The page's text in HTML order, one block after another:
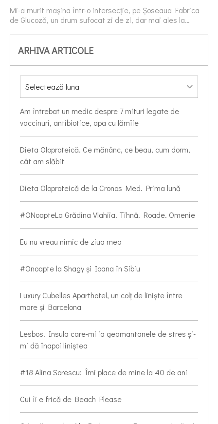
Mi-a murit mașina într-o intersecție, pe Șoseaua Fabrica
de Glucoză, un drum sufocat zi de zi, dar mai ales la…
ARHIVA ARTICOLE
Am întrebat un medic despre 7 mituri legate de
vaccinuri, antibiotice, apa cu lămîie
Dieta Oloproteică. Ce mănânc, ce beau, cum dorm,
cât am slăbit
Dieta Oloproteică de la Cronos Med. Prima lună
#ONoapteLa Grădina Vlahiia. Tihnă. Roade. Omenie
Eu nu vreau nimic de ziua mea
#Onoapte la Shagy și Ioana în Sibiu
Luxury Cubelles Aparthotel, un colț de liniște între
mare și Barcelona
Lesbos. Insula care-mi ia geamantanele de stres și-
mi dă înapoi liniștea
#18 Alina Sorescu: Îmi place de mine la 40 de ani
Cui îi e frică de Beach Please